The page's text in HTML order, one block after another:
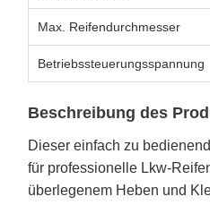
Max. Reifendurchmesser
Betriebssteuerungsspannung
Beschreibung des
Dieser einfach zu
für professionelle Lkw-
überlegenem Heben und